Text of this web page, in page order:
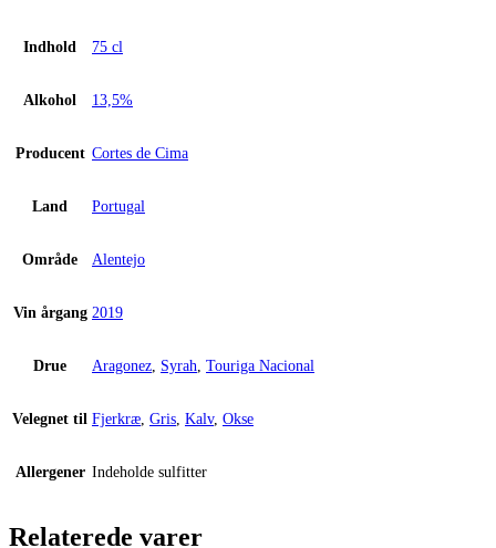
Indhold 75 cl
Alkohol 13,5%
Producent Cortes de Cima
Land Portugal
Område Alentejo
Vin årgang 2019
Drue Aragonez Syrah Touriga Nacional
Velegnet til Fjerkræ Gris Kalv, Okse
Allergener Indeholde sulfitter
Relaterede varer